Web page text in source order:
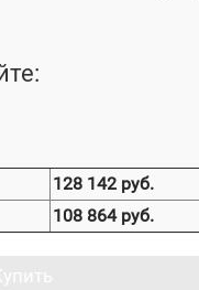
128 142 руб.
108 864 руб.